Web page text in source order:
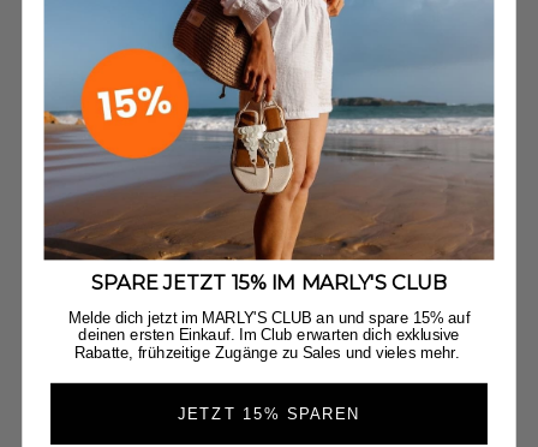
Majestic Moon - Casual Cork Black
Animal Print - Leo
City Gloss - Black
Happy
SPARE JETZT 15% IM MARLY'S CLUB
Melde dich jetzt im MARLY'S CLUB an und spare 15% auf
deinen ersten Einkauf. Im Club erwarten dich exklusive
Rabatte, frühzeitige Zugänge zu Sales und vieles mehr.
JETZT 15% SPAREN